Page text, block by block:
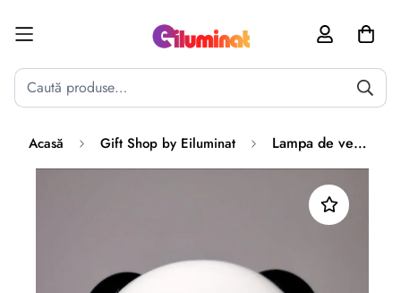
Acasă Gift Shop by Eiluminat Lampa de veghe LED PANDA